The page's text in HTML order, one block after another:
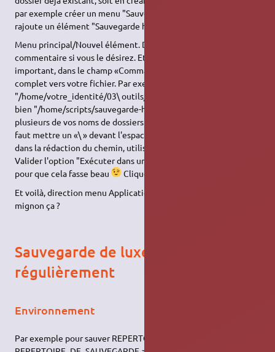
par exemple créer un menu "Sauvegarde", dans lequel on
rajoute un élément "Sauvegarde home".
Menu principal/Nouvel élément. Donner un nom significatif, un
commentaire si vous le désirez. Et maintenant le plus
important, dans le champ «Commande» entrez le chemin
complet vers votre fichier. Par exemple :
"/home/votre_identité/03\ outils/00scripts/sav-home.sh" ou
bien "/home/scripts/sauvegarde-home.sh"). Important : Si un ou
plusieurs de vos noms de dossiers comportent des espaces, il
faut mettre un «\ » devant l'espace. Pour éviter toute erreur
dans la rédaction du chemin, utilisez le bouton "parcourir".
Valider l'option "Exécuter dans un terminal". Mettre une icône
pour que cela fasse beau
Cliquer sur "Fermer".
Et voilà, direction menu Applications maintenant. C'est pas
mignon ça ?
Sauvegarde de luxe lancée
régulièrement
Environnement
Par exemple pour sauver REPERTOIRE_A_SAUVER dans